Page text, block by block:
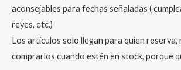
aconsejables para fechas señaladas (
reyes, etc.)
Los artículos solo llegan para quien reserva,
comprarlos cuando estén en stock, porque